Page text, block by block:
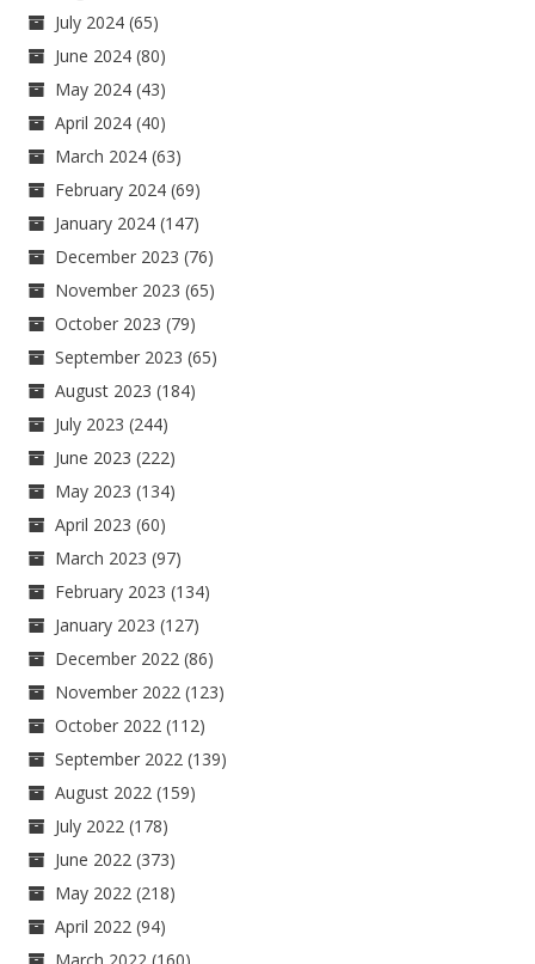
July 2024 (65)
June 2024 (80)
May 2024 (43)
April 2024 (40)
March 2024 (63)
February 2024 (69)
January 2024 (147)
December 2023 (76)
November 2023 (65)
October 2023 (79)
September 2023 (65)
August 2023 (184)
July 2023 (244)
June 2023 (222)
May 2023 (134)
April 2023 (60)
March 2023 (97)
February 2023 (134)
January 2023 (127)
December 2022 (86)
November 2022 (123)
October 2022 (112)
September 2022 (139)
August 2022 (159)
July 2022 (178)
June 2022 (373)
May 2022 (218)
April 2022 (94)